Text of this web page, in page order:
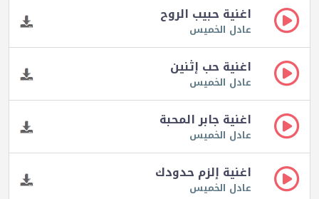
اغنية حبيب الروح
عادل الخميس
اغنية حب إثنين
عادل الخميس
اغنية جابر المحبة
عادل الخميس
اغنية إلزم حدودك
عادل الخميس